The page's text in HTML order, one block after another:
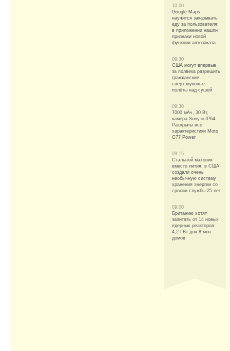
10:00
Google Maps
научится заказывать
еду за пользователя:
в приложении нашли
признаки новой
функции автозаказа
09:30
США могут впервые
за полвека разрешить
гражданские
сверхзвуковые
полёты над сушей
09:30
7000 мАч, 30 Вт,
камера Sony и IP64.
Раскрыты все
характеристики Moto
G77 Power
09:15
Стальной маховик
вместо лития: в США
создали очень
необычную систему
хранения энергии со
сроком службы 25 лет
09:00
Британию хотят
запитать от 14 новых
ядерных реакторов:
4,2 ГВт для 8 млн
домов